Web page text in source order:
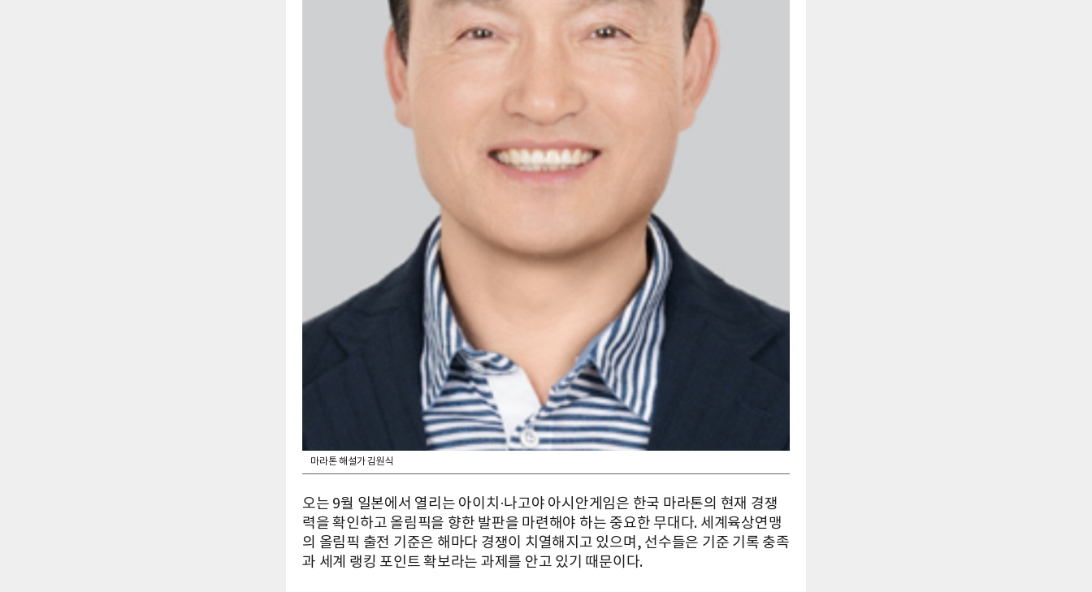
마라톤 해설가 김원식
오는 9월 일본에서 열리는 아이치·나고야 아시안게임은 한국 마라톤의 현재 경쟁
력을 확인하고 올림픽을 향한 발판을 마련해야 하는 중요한 무대다. 세계육상연맹
의 올림픽 출전 기준은 해마다 경쟁이 치열해지고 있으며, 선수들은 기준 기록 충족
과 세계 랭킹 포인트 확보라는 과제를 안고 있기 때문이다.